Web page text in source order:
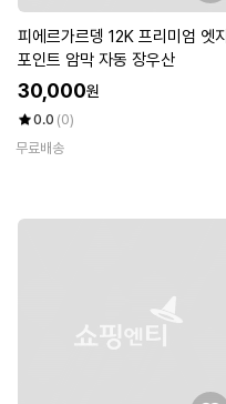
피에르가르뎅 12K 프리미엄 엣지
포인트 암막 자동 장우산
30,000원
0.0 (0)
무료배송